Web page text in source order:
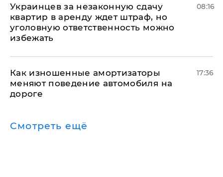
Украинцев за незаконную сдачу
квартир в аренду ждет штраф, но
уголовную ответственность можно
избежать
08:16
Как изношенные амортизаторы
меняют поведение автомобиля на
дороге
17:36
Смотреть ещё